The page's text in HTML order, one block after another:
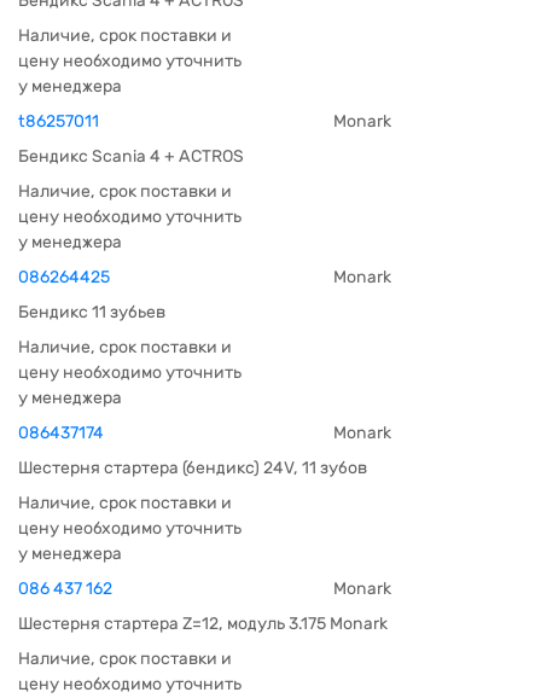
Наличие, срок поставки и
цену необходимо уточнить
у менеджера
t86257011
Monark
Бендикс Scania 4 + ACTROS
Наличие, срок поставки и
цену необходимо уточнить
у менеджера
086264425
Monark
Бендикс 11 зубьев
Наличие, срок поставки и
цену необходимо уточнить
у менеджера
086437174
Monark
Шестерня стартера (бендикс) 24V, 11 зубов
Наличие, срок поставки и
цену необходимо уточнить
у менеджера
086 437 162
Monark
Шестерня стартера Z=12, модуль 3.175 Monark
Наличие, срок поставки и
цену необходимо уточнить